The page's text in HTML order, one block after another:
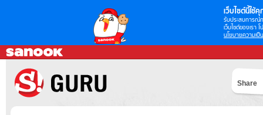
เว็บไซต์นี้ใช้คุ
รับประสบการณ์
เว็บไซต์ของเรา
นโยบายความเป็
Share